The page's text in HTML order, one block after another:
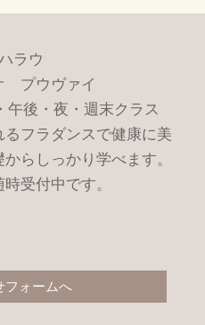
ラウ
プウヴァイ
午後・夜・週末クラス
フラダンスで健康に美
らしっかり学べます。
受付中です。
フォームへ